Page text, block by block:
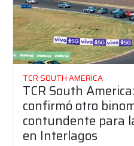
TCR SOUTH AMERICA
TCR South
confirmó otro
contundente para
en Interlagos